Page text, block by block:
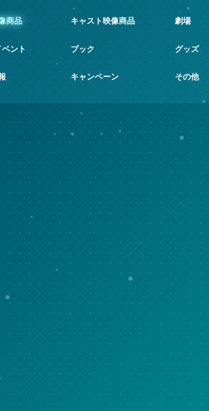
商品 キャスト映像商品 劇場
ント ブック グッズ
キャンペーン その他